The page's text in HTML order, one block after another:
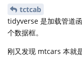
tctcab
tidyverse 是加载管道函
个数据框。
刚又发现 mtcars 本就